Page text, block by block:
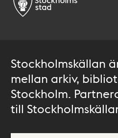
Stockholmskällan
mellan arkiv,
Stockholm.
till